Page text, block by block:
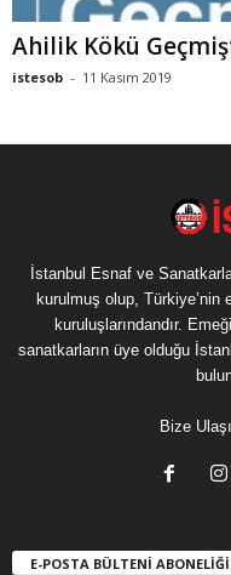
Ahilik Kökü
istesob - 11 Kasım 2019
İstanbul Esnaf ve
kurulmuş olup,
kuruluşlarındandır.
sanatkarların üye olduğu
Bize
E-POSTA BÜLTENİ ABONELİĞİ